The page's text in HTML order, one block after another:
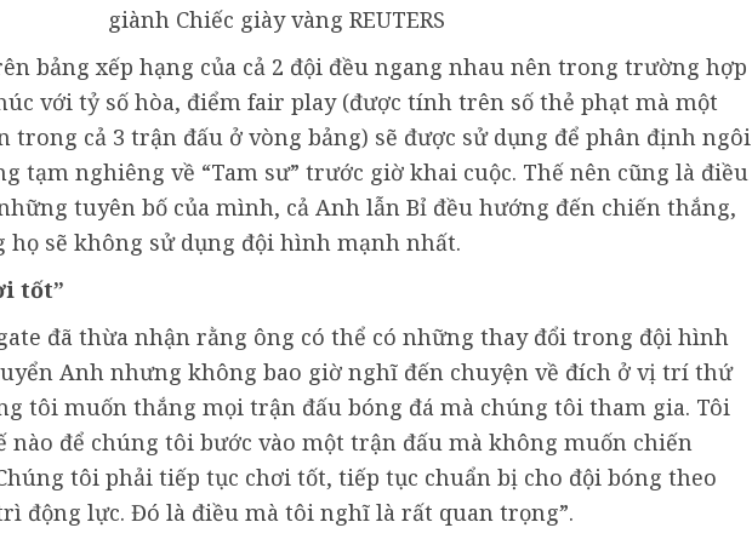
giành Chiếc giày vàng REUTERS
bảng xếp hạng của cả 2 đội đều ngang nhau nên trong trường hợp
với tỷ số hòa, điểm fair play (được tính trên số thẻ phạt mà một
trong cả 3 trận đấu ở vòng bảng) sẽ được sử dụng để phân định ngôi
tạm nghiêng về “Tam sư” trước giờ khai cuộc. Thế nên cũng là điều
tuyên bố của mình, cả Anh lẫn Bỉ đều hướng đến chiến thắng,
họ sẽ không sử dụng đội hình mạnh nhất.
tốt”
đã thừa nhận rằng ông có thể có những thay đổi trong đội hình
Anh nhưng không bao giờ nghĩ đến chuyện về đích ở vị trí thứ
tôi muốn thắng mọi trận đấu bóng đá mà chúng tôi tham gia. Tôi
nào để chúng tôi bước vào một trận đấu mà không muốn chiến
tôi phải tiếp tục chơi tốt, tiếp tục chuẩn bị cho đội bóng theo
động lực. Đó là điều mà tôi nghĩ là rất quan trọng”.